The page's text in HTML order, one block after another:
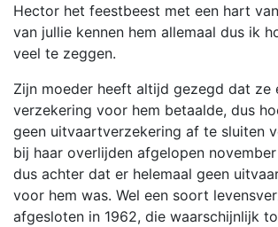
Hector het feestbeest met een hart
van jullie kennen hem allemaal dus ik
veel te zeggen.
Zijn moeder heeft altijd gezegd dat ze
verzekering voor hem betaalde, dus
geen uitvaartverzekering af te sluiten
bij haar overlijden afgelopen
dus achter dat er helemaal geen
voor hem was. Wel een soort
afgesloten in 1962, die waarschijnlijk